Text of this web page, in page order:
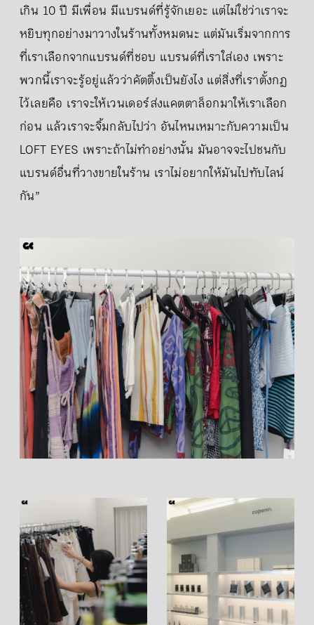
เกิน 10 ปี มีเพื่อน มีแบรนด์ที่รู้จักเยอะ แต่ไม่ใช่ว่าเราจะ
หยิบทุกอย่างมาวางในร้านทั้งหมดนะ แต่มันเริ่มจากการ
ที่เราเลือกจากแบรนด์ที่ชอบ แบรนด์ที่เราใส่เอง เพราะ
พวกนี้เราจะรู้อยู่แล้วว่าคัตติ้งเป็นยังไง แต่สิ่งที่เราตั้งกฏ
ไว้เลยคือ เราจะให้เวนเดอร์ส่งแคตตาล็อกมาให้เราเลือก
ก่อน แล้วเราจะจิ้มกลับไปว่า อันไหนเหมาะกับความเป็น
LOFT EYES เพราะถ้าไม่ทำอย่างนั้น มันอาจจะไปชนกับ
แบรนด์อื่นที่วางขายในร้าน เราไม่อยากให้มันไปทับไลน์
กัน”